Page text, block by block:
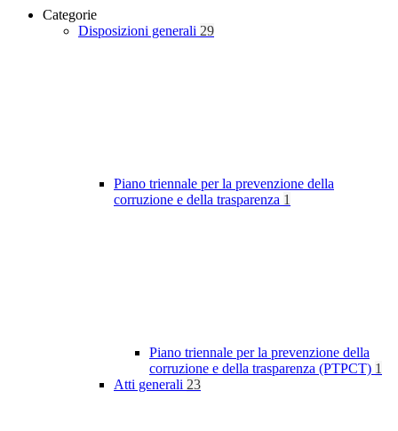
Categorie
Disposizioni generali 29
Piano triennale per la prevenzione della
corruzione e della trasparenza 1
Piano triennale per la prevenzione della
corruzione e della trasparenza (PTPCT) 1
Atti generali 23